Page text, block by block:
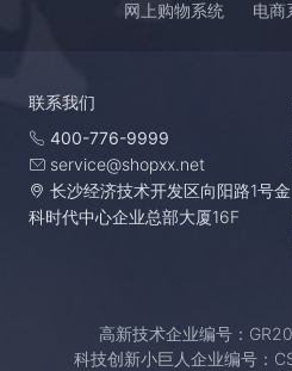
网上购物系统 电商
联系我们
400-776-9999
service@shopxx.net
长沙经济技术开发区向阳路1号金
科时代中心企业总部大厦16F
高新技术企业编号：
科技创新小巨人企业编号：